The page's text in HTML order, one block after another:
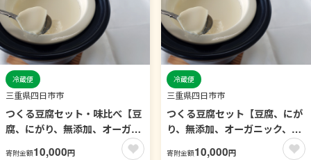
三重県四日市市
冷蔵便
つくる豆腐セット・味比べ【豆
腐、にがり、無添加、オーガニ
ック、発酵食品、スローライ
寄附金額10,000円
三重県四日市市
冷蔵便
つくる豆腐セット【豆腐、にが
り、無添加、オーガニック、発
酵食品、スローライフ、手作
寄附金額10,000円